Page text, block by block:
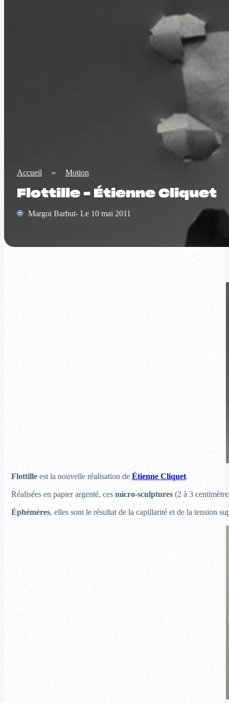
Accueil » Motion
Flottille – Étienne Cliquet
Margot Barbut- Le 10 mai 2011
Flottilleest la nouvelle réalisation de Étienne Cliquet.
Réalisées en papier argenté, ces micro-sculptures(2 à 3
Éphémères, elles sont le résultat de la capillarité et de la tension